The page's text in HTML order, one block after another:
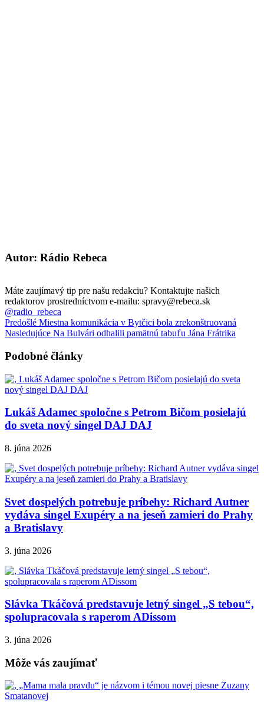
Autor: Rádio Rebeca
Máte zaujímavý tip pre našu redakciu? Kontaktujte našich
redaktorov prostredníctvom e-mailu: spravy@rebeca.sk
@radio_rebeca
Predošlé Miestna komunikácia v Bytčici bola zrekonštruovaná
Nasledujúce Na Bulvári odhalili pamätnú tabuľu Jána Frátrika
Podobné články
Lukáš Adamec spoločne s Petrom Bičom posielajú
do sveta nový singel DAJ DAJ
8. júna 2026
Svet dospelých potrebuje príbehy: Richard Autner
vydáva singel Exupéry a na jeseň zamieri do Prahy
a Bratislavy
3. júna 2026
Slávka Tkáčová predstavuje letný singel „S tebou“,
spolupracovala s raperom ADissom
3. júna 2026
Môže vás zaujímať